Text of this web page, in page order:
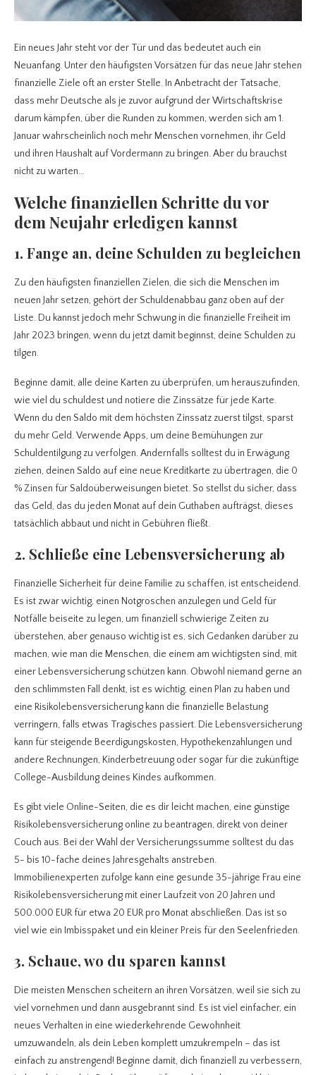
Ein neues Jahr steht vor der Tür und das bedeutet auch ein
Neuanfang. Unter den häufigsten Vorsätzen für das neue Jahr stehen
finanzielle Ziele oft an erster Stelle. In Anbetracht der Tatsache,
dass mehr Deutsche als je zuvor aufgrund der Wirtschaftskrise
darum kämpfen, über die Runden zu kommen, werden sich am 1.
Januar wahrscheinlich noch mehr Menschen vornehmen, ihr Geld
und ihren Haushalt auf Vordermann zu bringen. Aber du brauchst
nicht zu warten…
Welche finanziellen Schritte du vor
dem Neujahr erledigen kannst
1. Fange an, deine Schulden zu begleichen
Zu den häufigsten finanziellen Zielen, die sich die Menschen im
neuen Jahr setzen, gehört der Schuldenabbau ganz oben auf der
Liste. Du kannst jedoch mehr Schwung in die finanzielle Freiheit im
Jahr 2023 bringen, wenn du jetzt damit beginnst, deine Schulden zu
tilgen.
Beginne damit, alle deine Karten zu überprüfen, um herauszufinden,
wie viel du schuldest und notiere die Zinssätze für jede Karte.
Wenn du den Saldo mit dem höchsten Zinssatz zuerst tilgst, sparst
du mehr Geld. Verwende Apps, um deine Bemühungen zur
Schuldentilgung zu verfolgen. Andernfalls solltest du in Erwägung
ziehen, deinen Saldo auf eine neue Kreditkarte zu übertragen, die 0
% Zinsen für Saldoüberweisungen bietet. So stellst du sicher, dass
das Geld, das du jeden Monat auf dein Guthaben aufträgst, dieses
tatsächlich abbaut und nicht in Gebühren fließt.
2. Schließe eine Lebensversicherung ab
Finanzielle Sicherheit für deine Familie zu schaffen, ist entscheidend.
Es ist zwar wichtig, einen Notgroschen anzulegen und Geld für
Notfälle beiseite zu legen, um finanziell schwierige Zeiten zu
überstehen, aber genauso wichtig ist es, sich Gedanken darüber zu
machen, wie man die Menschen, die einem am wichtigsten sind, mit
einer Lebensversicherung schützen kann. Obwohl niemand gerne an
den schlimmsten Fall denkt, ist es wichtig, einen Plan zu haben und
eine Risikolebensversicherung kann die finanzielle Belastung
verringern, falls etwas Tragisches passiert. Die Lebensversicherung
kann für steigende Beerdigungskosten, Hypothekenzahlungen und
andere Rechnungen, Kinderbetreuung oder sogar für die zukünftige
College-Ausbildung deines Kindes aufkommen.
Es gibt viele Online-Seiten, die es dir leicht machen, eine günstige
Risikolebensversicherung online zu beantragen, direkt von deiner
Couch aus. Bei der Wahl der Versicherungssumme solltest du das
5- bis 10-fache deines Jahresgehalts anstreben.
Immobilienexperten zufolge kann eine gesunde 35-jährige Frau eine
Risikolebensversicherung mit einer Laufzeit von 20 Jahren und
500.000 EUR für etwa 20 EUR pro Monat abschließen. Das ist so
viel wie ein Imbisspaket und ein kleiner Preis für den Seelenfrieden.
3. Schaue, wo du sparen kannst
Die meisten Menschen scheitern an ihren Vorsätzen, weil sie sich zu
viel vornehmen und dann ausgebrannt sind. Es ist viel einfacher, ein
neues Verhalten in eine wiederkehrende Gewohnheit
umzuwandeln, als dein Leben komplett umzukrempeln – das ist
einfach zu anstrengend! Beginne damit, dich finanziell zu verbessern,